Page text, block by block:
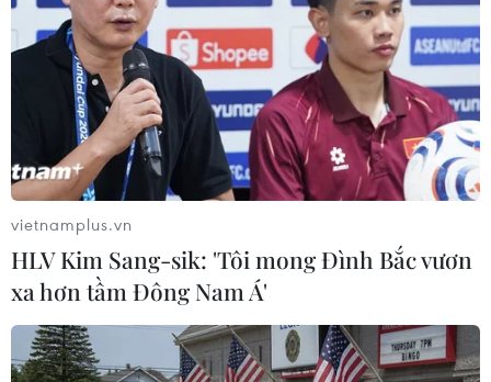
biến dịch Zika trên địa bàn
06/11/2016 13:36
Tính đến ngày 6/11, trên địa bàn Thành phố Hồ Chí
Minh đã có 29 ca bệnh dương tính với virus Zika xuất
hiện tại 19 phường của 11 quận, huyện.
vietnamplus.vn
HLV Kim Sang-sik: 'Tôi mong Đình Bắc vươn
xa hơn tầm Đông Nam Á'